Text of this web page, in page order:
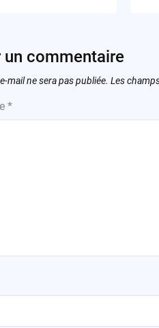
un commentaire
mail ne sera pas publiée. Les
*